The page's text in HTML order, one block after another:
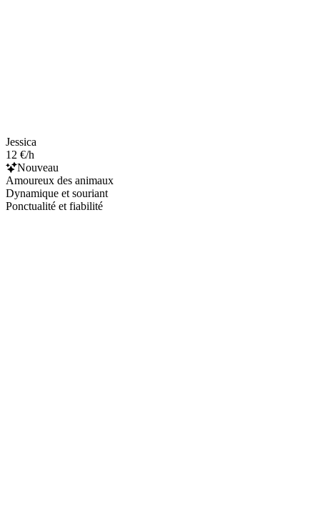
Jessica
12 €/h
Nouveau
Amoureux des animaux
Dynamique et souriant
Ponctualité et fiabilité